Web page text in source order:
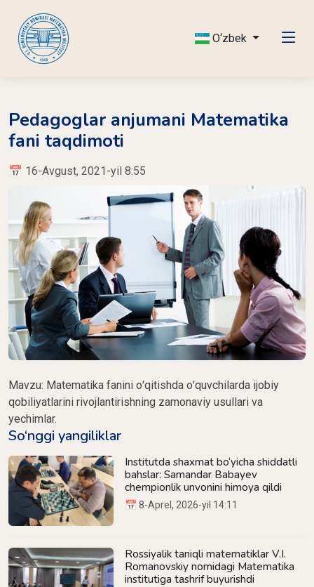
O‘zbek
Pedagoglar anjumani Matematika
fani taqdimoti
📅 16-Avgust, 2021-yil 8:55
Mavzu: Matematika fanini oʻqitishda oʻquvchilarda ijobiy
qobiliyatlarini rivojlantirishning zamonaviy usullari va
yechimlar.
So‘nggi yangiliklar
Institutda shaxmat bo‘yicha shiddatli
bahslar: Samandar Babayev
chempionlik unvonini himoya qildi
📅 8-Aprel, 2026-yil 14:11
Rossiyalik taniqli matematiklar V.I.
Romanovskiy nomidagi Matematika
institutiga tashrif buyurishdi